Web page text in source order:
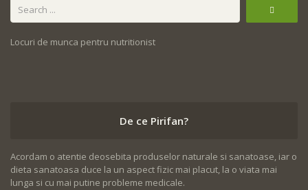
Locuri de munca pentru nutritionist
De ce Pirifan?
Acordam o atentie deosebita produselor naturale si sanatoase, iar o
dieta sanatoasa duce la un aspect fizic mai placut, la o viata mai
lunga si cu mai putine probleme medicale.